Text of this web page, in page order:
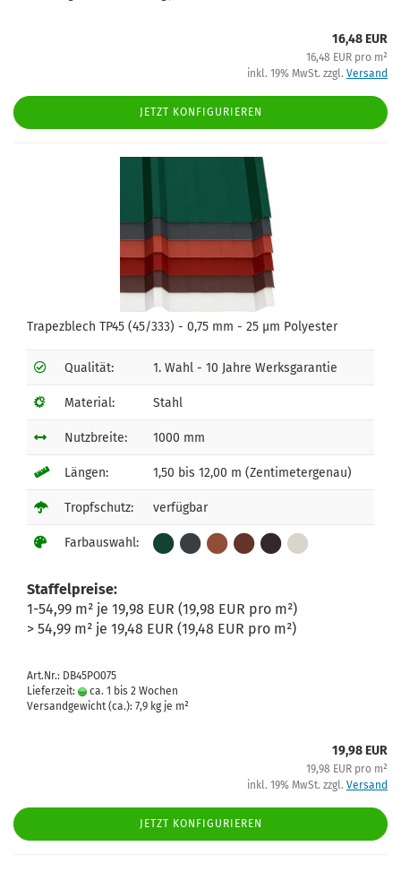
16,48 EUR
16,48 EUR pro m²
inkl. 19% MwSt. zzgl. Versand
JETZT KONFIGURIEREN
Trapezblech TP45 (45/333) - 0,75 mm - 25 µm Polyester
Qualität: 1. Wahl - 10 Jahre Werksgarantie
Material: Stahl
Nutzbreite: 1000 mm
Längen: 1,50 bis 12,00 m (Zentimetergenau)
Tropfschutz: verfügbar
Farbauswahl:
Staffelpreise:
1-54,99 m² je 19,98 EUR (19,98 EUR pro m²)
> 54,99 m² je 19,48 EUR (19,48 EUR pro m²)
Art.Nr.: DB45PO075
Lieferzeit:
ca. 1 bis 2 Wochen
Versandgewicht (ca.): 7,9 kg je m²
19,98 EUR
19,98 EUR pro m²
inkl. 19% MwSt. zzgl. Versand
JETZT KONFIGURIEREN